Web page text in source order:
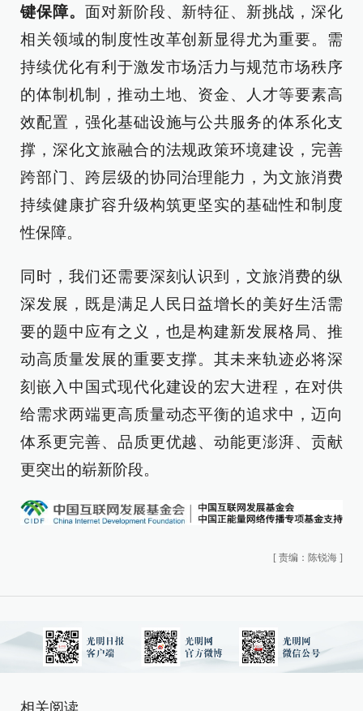
键保障。 面对新阶段、新特征、新挑战，深化
相关领域的制度性改革创新显得尤为重要。需
持续优化有利于激发市场活力与规范市场秩序
的体制机制，推动土地、资金、人才等要素高
效配置，强化基础设施与公共服务的体系化支
撑，深化文旅融合的法规政策环境建设，完善
跨部门、跨层级的协同治理能力，为文旅消费
持续健康扩容升级构筑更坚实的基础性和制度
性保障。
同时，我们还需要深刻认识到，文旅消费的纵
深发展，既是满足人民日益增长的美好生活需
要的题中应有之义，也是构建新发展格局、推
动高质量发展的重要支撑。其未来轨迹必将深
刻嵌入中国式现代化建设的宏大进程，在对供
给需求两端更高质量动态平衡的追求中，迈向
体系更完善、品质更优越、动能更澎湃、贡献
更突出的崭新阶段。
[ 责编：陈锐海 ]
相关阅读